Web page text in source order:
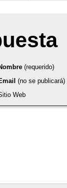
(requerido)
(no se publicará)
Web